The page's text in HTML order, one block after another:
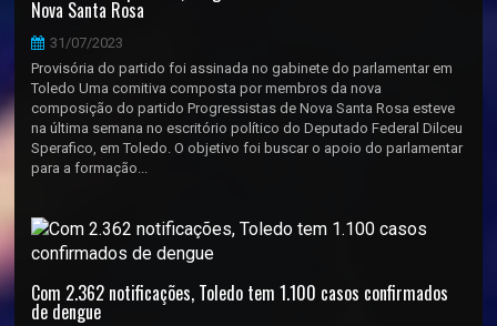
Nova Santa Rosa
31/07/2023
Provisória do partido foi assinada no gabinete do parlamentar em
Toledo Uma comitiva composta por membros da nova
composição do partido Progressistas de Nova Santa Rosa esteve
na última semana no escritório político do Deputado Federal Dilceu
Sperafico, em Toledo. O objetivo foi buscar o apoio do parlamentar
para a formação...
Com 2.362 notificações, Toledo tem 1.100 casos confirmados
de dengue